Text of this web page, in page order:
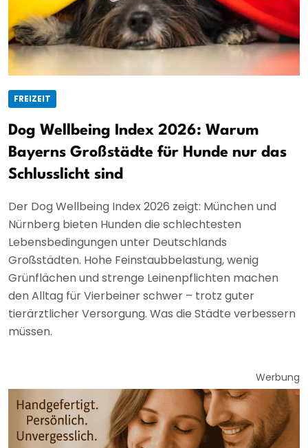
FREIZEIT
Dog Wellbeing Index 2026: Warum
Bayerns Großstädte für Hunde nur das
Schlusslicht sind
Der Dog Wellbeing Index 2026 zeigt: München und
Nürnberg bieten Hunden die schlechtesten
Lebensbedingungen unter Deutschlands
Großstädten. Hohe Feinstaubbelastung, wenig
Grünflächen und strenge Leinenpflichten machen
den Alltag für Vierbeiner schwer – trotz guter
tierärztlicher Versorgung. Was die Städte verbessern
müssen.
Werbung